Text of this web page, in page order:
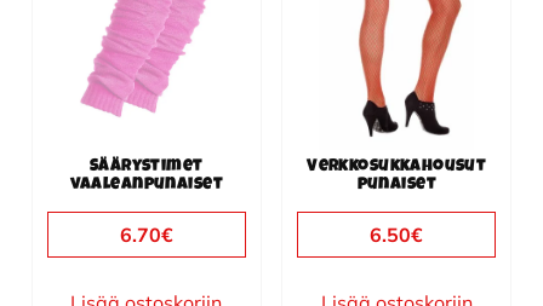
Säärystimet
vaaleanpunaiset
6.70€
Verkkosukkahousut
punaiset
6.50€